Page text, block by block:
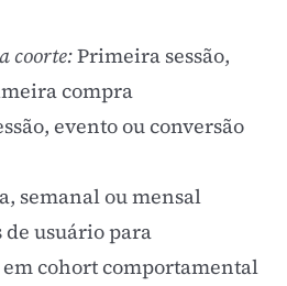
coorte:Primeira sessão,
compra
evento ou conversão
semanal ou mensal
de usuário para
cohort comportamental